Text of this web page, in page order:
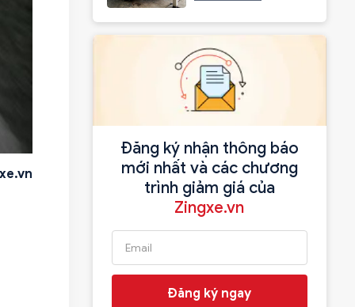
Đăng ký nhận thông báo
mới nhất và các chương
trình giảm giá của
Zingxe.vn
Đăng ký ngay